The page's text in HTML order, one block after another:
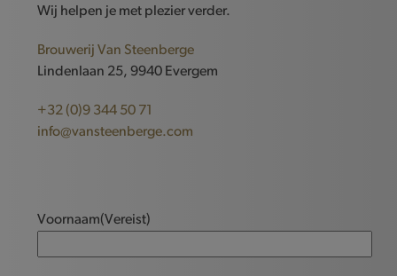
Wij helpen je met plezier verder.
Brouwerij Van Steenberge
Lindenlaan 25, 9940 Evergem
+32 (0)9 344 50 71
info@vansteenberge.com
Voornaam(Vereist)